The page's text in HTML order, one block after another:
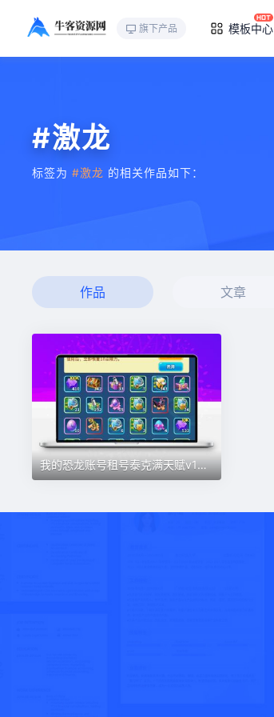
旗下产品 模板中心
#激龙
标签为 #激龙 的相关作品如下：
作品 文章
我的恐龙账号租号泰克满天赋v10满百万满核心万暴激龙泰克满天赋